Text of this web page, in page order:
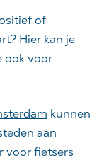
of
Hier kan je
ook voor
kunnen
aan
voor fietsers